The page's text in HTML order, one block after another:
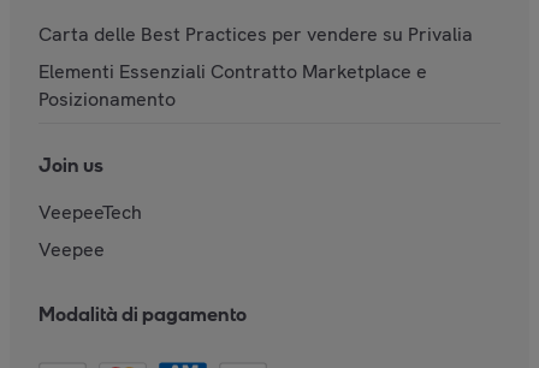
Carta delle Best Practices per vendere su Privalia
Elementi Essenziali Contratto Marketplace e
Posizionamento
Join us
VeepeeTech
Veepee
Modalità di pagamento